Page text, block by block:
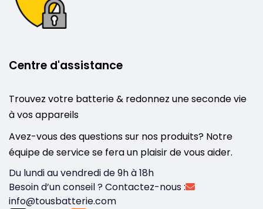
Centre d'assistance
Trouvez votre batterie & redonnez une seconde vie
à vos appareils
Avez-vous des questions sur nos produits? Notre
équipe de service se fera un plaisir de vous aider.
Du lundi au vendredi de 9h à 18h
Besoin d’un conseil ? Contactez-nous :
info@tousbatterie.com